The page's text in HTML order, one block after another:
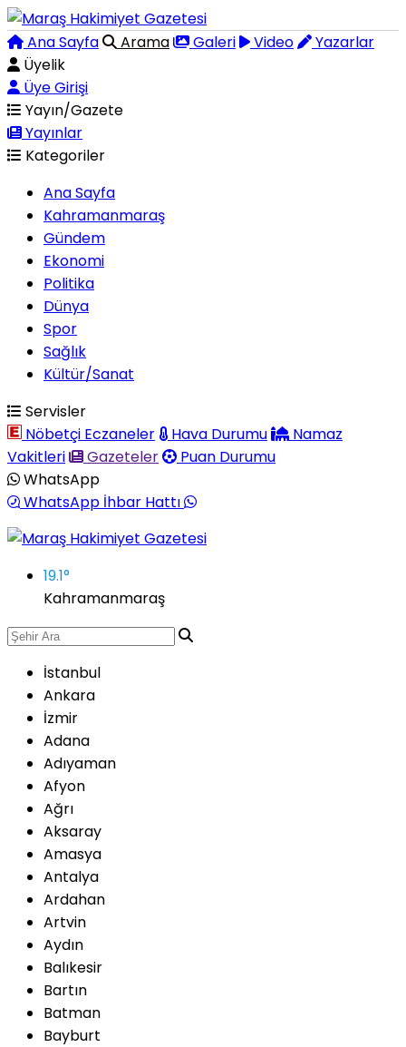
Ana Sayfa Arama Galeri Video
Yazarlar
Üyelik
Üye Girişi
Yayın/Gazete
Yayınlar
Kategoriler
Ana Sayfa
Kahramanmaraş
Gündem
Ekonomi
Politika
Dünya
Spor
Sağlık
Kültür/Sanat
Servisler
Nöbetçi Eczaneler
Hava Durumu
Namaz
Vakitleri
Gazeteler
Puan Durumu
WhatsApp
WhatsApp İhbar Hattı
19.1°
Kahramanmaraş
İstanbul
Ankara
İzmir
Adana
Adıyaman
Afyon
Ağrı
Aksaray
Amasya
Antalya
Ardahan
Artvin
Aydın
Balıkesir
Bartın
Batman
Bayburt